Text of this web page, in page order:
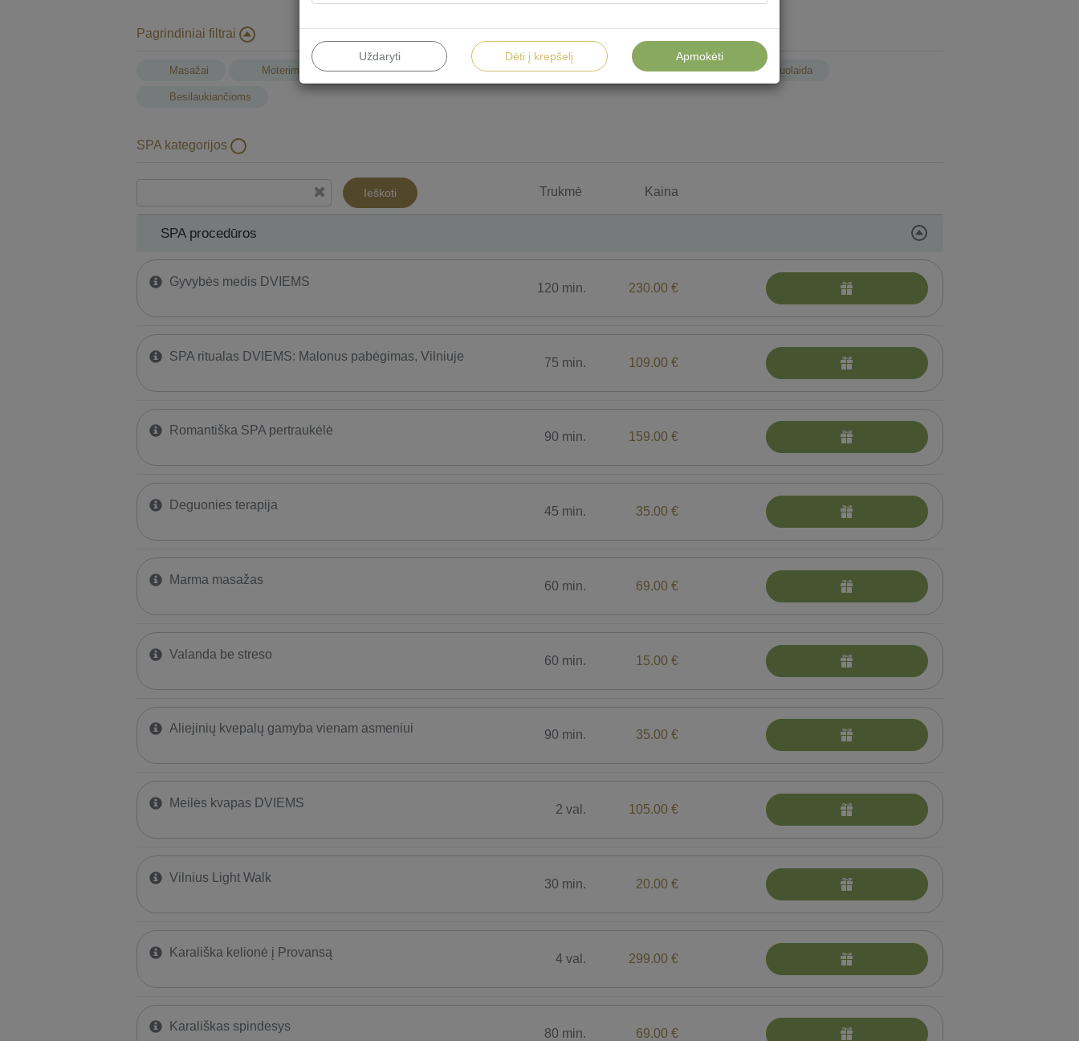
Pagrindiniai filtrai
Masažai Moterims Vyrams Vaikams Vandens procedūros Top Su nuolaida
Besilaukiančioms
SPA kategorijos
SPA procedūros
Ieškoti Trukmė Kaina
SPA procedūros
Gyvybės medis DVIEMS 120 min. 230.00 €
SPA ritualas DVIEMS: Malonus pabėgimas, Vilniuje 75 min. 109.00 €
Romantiška SPA pertraukėlė 90 min. 159.00 €
Deguonies terapija 45 min. 35.00 €
Marma masažas 60 min. 69.00 €
Valanda be streso 60 min. 15.00 €
Aliejinių kvepalų gamyba vienam asmeniui 90 min. 35.00 €
Meilės kvapas DVIEMS 2 val. 105.00 €
Vilnius Light Walk 30 min. 20.00 €
Karališka kelionė į Provansą 4 val. 299.00 €
Karališkas spindesys 80 min. 69.00 €
Uždaryti Dėti į krepšelį Apmokėti